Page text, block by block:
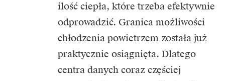
ilość ciepła, które trzeba efektywnie
odprowadzić. Granica możliwości
chłodzenia powietrzem została już
praktycznie osiągnięta. Dlatego
centra danych coraz częściej